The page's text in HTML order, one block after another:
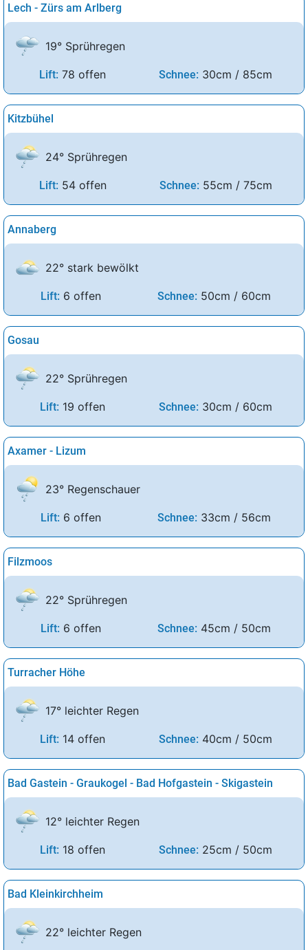
Lech - Zürs am Arlberg
19° Sprühregen
Lift: 78 offen Schnee: 30cm / 85cm
Kitzbühel
24° Sprühregen
Lift: 54 offen Schnee: 55cm / 75cm
Annaberg
22° stark bewölkt
Lift: 6 offen Schnee: 50cm / 60cm
Gosau
22° Sprühregen
Lift: 19 offen Schnee: 30cm / 60cm
Axamer - Lizum
23° Regenschauer
Lift: 6 offen Schnee: 33cm / 56cm
Filzmoos
22° Sprühregen
Lift: 6 offen Schnee: 45cm / 50cm
Turracher Höhe
17° leichter Regen
Lift: 14 offen Schnee: 40cm / 50cm
Bad Gastein - Graukogel - Bad Hofgastein - Skigastein
12° leichter Regen
Lift: 18 offen Schnee: 25cm / 50cm
Bad Kleinkirchheim
22° leichter Regen